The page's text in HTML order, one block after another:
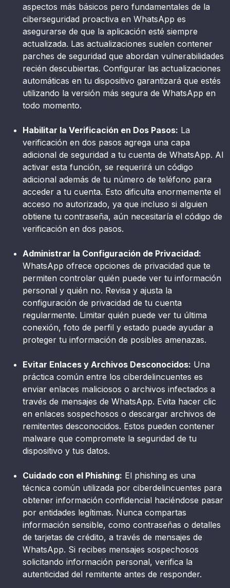
aspectos más básicos pero fundamentales de la
ciberseguridad proactiva en WhatsApp es
asegurarse de que la aplicación esté siempre
actualizada. Las actualizaciones suelen contener
parches de seguridad que abordan vulnerabilidades
recién descubiertas. Configurar las actualizaciones
automáticas en tu dispositivo garantizará que estés
utilizando la versión más segura de WhatsApp en
todo momento.
Habilitar la Verificación en Dos Pasos: La
verificación en dos pasos agrega una capa
adicional de seguridad a tu cuenta de WhatsApp. Al
activar esta función, se requerirá un código
adicional además de tu número de teléfono para
acceder a tu cuenta. Esto dificulta enormemente el
acceso no autorizado, ya que incluso si alguien
obtiene tu contraseña, aún necesitaría el código de
verificación en dos pasos.
Administrar la Configuración de Privacidad:
WhatsApp ofrece opciones de privacidad que te
permiten controlar quién puede ver tu información
personal y quién no. Revisa y ajusta la
configuración de privacidad de tu cuenta
regularmente. Limitar quién puede ver tu última
conexión, foto de perfil y estado puede ayudar a
proteger tu información de posibles amenazas.
Evitar Enlaces y Archivos Desconocidos: Una
práctica común entre los ciberdelincuentes es
enviar enlaces maliciosos o archivos infectados a
través de mensajes de WhatsApp. Evita hacer clic
en enlaces sospechosos o descargar archivos de
remitentes desconocidos. Estos pueden contener
malware que compromete la seguridad de tu
dispositivo y tus datos.
Cuidado con el Phishing: El phishing es una
técnica común utilizada por ciberdelincuentes para
obtener información confidencial haciéndose pasar
por entidades legítimas. Nunca compartas
información sensible, como contraseñas o detalles
de tarjetas de crédito, a través de mensajes de
WhatsApp. Si recibes mensajes sospechosos
solicitando información personal, verifica la
autenticidad del remitente antes de responder.